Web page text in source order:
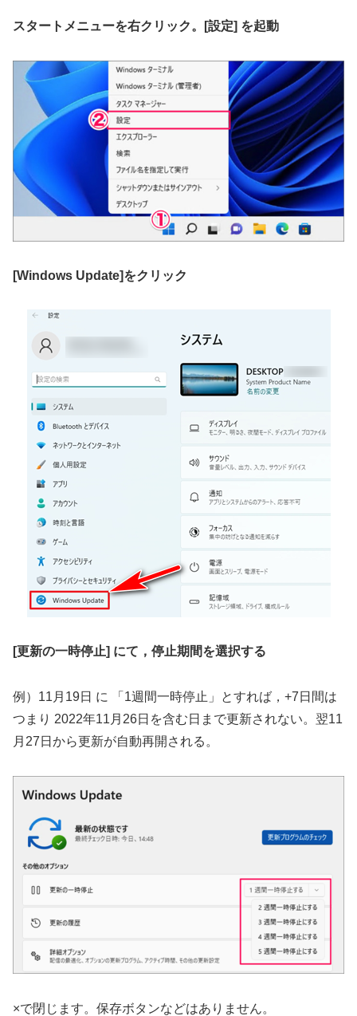
スタートメニューを右クリック。[設定] を起動
[Windows Update]をクリック
[更新の一時停止] にて，停止期間を選択する
例）11月19日 に 「1週間一時停止」とすれば，+7日間は
つまり 2022年11月26日を含む日まで更新されない。翌11
月27日から更新が自動再開される。
×で閉じます。保存ボタンなどはありません。